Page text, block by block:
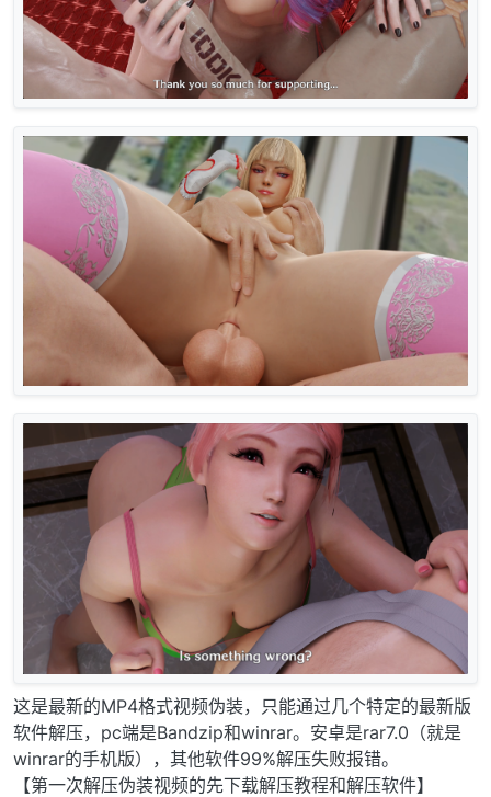
这是最新的MP4格式视频伪装，只能通过几个特定的最新版
软件解压，pc端是Bandzip和winrar。安卓是rar7.0（就是
winrar的手机版），其他软件99%解压失败报错。
【第一次解压伪装视频的先下载解压教程和解压软件】